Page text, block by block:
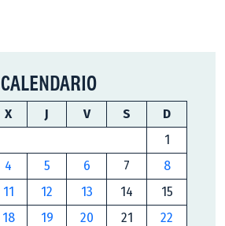
CALENDARIO
X J V S
D
1
4 5 6 7
8
11 12 13 14
15
18 19 20 21
22